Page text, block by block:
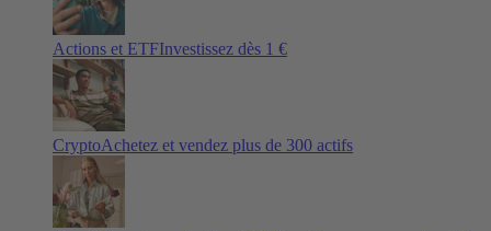
Actions et ETFInvestissez dès 1 €
CryptoAchetez et vendez plus de 300 actifs